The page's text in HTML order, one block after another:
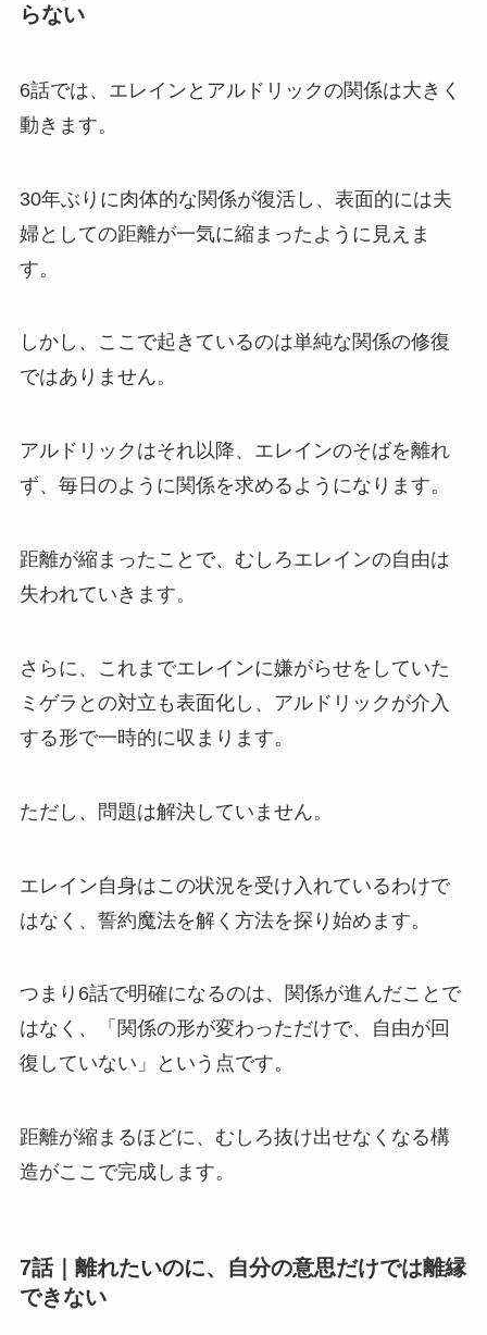
らない
6話では、エレインとアルドリックの関係は大きく
動きます。
30年ぶりに肉体的な関係が復活し、表面的には夫
婦としての距離が一気に縮まったように見えま
す。
しかし、ここで起きているのは単純な関係の修復
ではありません。
アルドリックはそれ以降、エレインのそばを離れ
ず、毎日のように関係を求めるようになります。
距離が縮まったことで、むしろエレインの自由は
失われていきます。
さらに、これまでエレインに嫌がらせをしていた
ミゲラとの対立も表面化し、アルドリックが介入
する形で一時的に収まります。
ただし、問題は解決していません。
エレイン自身はこの状況を受け入れているわけで
はなく、誓約魔法を解く方法を探り始めます。
つまり6話で明確になるのは、関係が進んだことで
はなく、「関係の形が変わっただけで、自由が回
復していない」という点です。
距離が縮まるほどに、むしろ抜け出せなくなる構
造がここで完成します。
7話｜離れたいのに、自分の意思だけでは離縁
できない